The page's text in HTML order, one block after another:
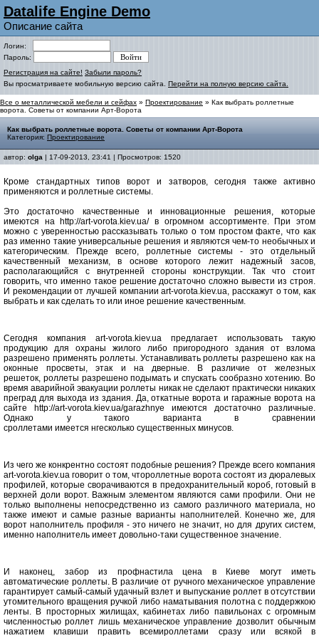
Datalife Engine Demo
Описание сайта
Логин:
Пароль:
Регистрация на сайте! Забыли пароль?
Вы просматриваете мобильную версию сайта. Перейти на полную версию сайта.
Все о металлической мебели и сейфах » Проектирование » Как выбрать роллетные
ворота. Советы от компании Арт-Ворота
Как выбрать роллетные ворота. Советы от компании Арт-Ворота
Категория: Проектирование
автор: olga | 17-09-2013, 23:41 | Просмотров: 1520
Кроме стандартных типов ворот и затворов, сегодня также активно
применяются и роллетные системы.
Это достаточно качественные и инновационные решения, которые
имеются на http://art-vorota.kiev.ua/ в огромном ассортименте. При этом
можно с уверенностью рассказывать только о том простом факте, что как
раз именно такие универсальные решения и являются чем-то необычных и
категорическим. Прежде всего, роллетные системы - это отдельный
качественный механизм, в основе которого лежит надежный засов,
располагающийся с внутренней стороны конструкции. Так что стоит
говорить, что именно такое решение достаточно сложно вывести из строя.
И рекомендации от лучшей компании art-vorota.kiev.ua, расскажут о том, как
выбрать и как сделать то или иное решение качественным.
Сегодня компания art-vorota.kiev.ua предлагает использовать такую
продукцию для охраны жилого либо пригородного здания от взлома
разрешено применять роллеты. Устанавливать роллеты разрешено как на
оконные просветы, этак и на дверные. В различие от железных
решеток, роллеты разрешено подымать и спускать сообразно хотению. Во
время аварийной эвакуации роллеты никак не сделают практически никаких
преград для выхода из здания. Да, откатные ворота и гаражные ворота на
сайте http://art-vorota.kiev.ua/garazhnye имеются достаточно различные.
Однако у такого варианта в сравнении
сроллетами имеется нгесколько существенных минусов.
Из чего же конкрентно состоят подобные решения? Прежде всего компания
art-vorota.kiev.ua говорит о том, чтороллетные ворота состоят из дюралевых
профилей, которые сворачиваются в предохранительный короб, готовый в
верхней доли ворот. Важным элементом являются сами профили. Они не
только выполнены непосредственно из самого различного материала, но
также имеют и самые разные варианты наполнителей. Конечно же, для
ворот наполнитель профиля - это ничего не значит, но для других систем,
именно наполнитель имеет довольно-таки существенное значение.
И наконец, забор из профнастила цена в Киеве могут иметь
автоматические роллеты. В различие от ручного механическое управление
гарантирует самый-самый удачный взлет и выпускание роллет в отсутствии
утомительного вращения ручкой либо наматывания полотна с поддержкою
ленты. В просторных жилищах, кабинетах либо павильонах с огромным
численностью роллет лишь механическое управление дозволит обычным
нажатием клавиши править всемироллетами сразу или всякой в